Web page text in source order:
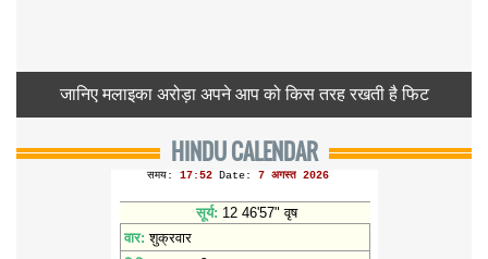
जानिए मलाइका अरोड़ा अपने आप को किस तरह रखती है फिट
HINDU CALENDAR